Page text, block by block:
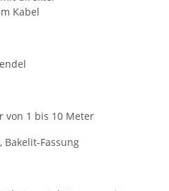
Kabel
von 1 bis 10 Meter
Bakelit-Fassung